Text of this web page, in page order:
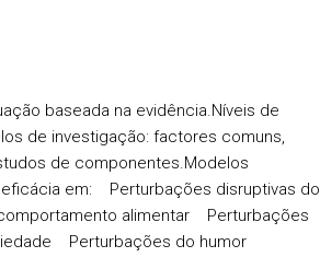
baseada na evidência.Níveis de
de investigação: factores comuns,
de componentes.Modelos
em:
Perturbações disruptivas do
alimentar
Perturbações
Perturbações do humor